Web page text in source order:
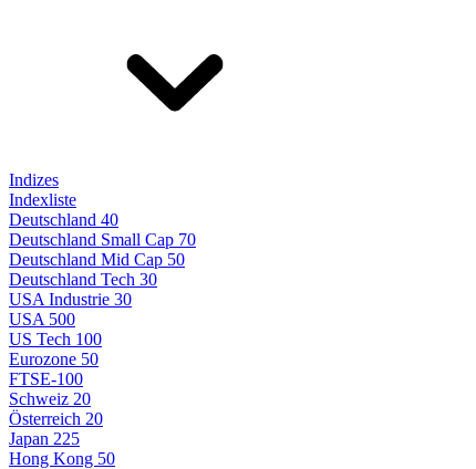
Indizes
Indexliste
Deutschland 40
Deutschland Small Cap 70
Deutschland Mid Cap 50
Deutschland Tech 30
USA Industrie 30
USA 500
US Tech 100
Eurozone 50
FTSE-100
Schweiz 20
Österreich 20
Japan 225
Hong Kong 50